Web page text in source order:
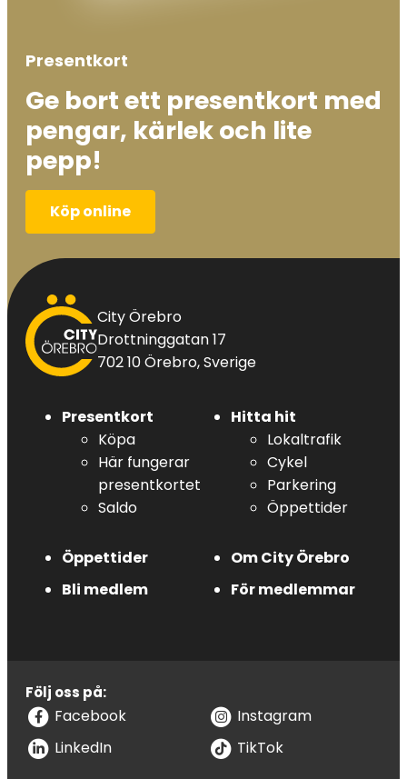
Presentkort
Ge bort ett presentkort med
pengar, kärlek och lite
pepp!
Köp online
City
Örebro
City Örebro
Drottninggatan 17
702 10 Örebro, Sverige
Presentkort
Köpa
Här fungerar
presentkortet
Saldo
Hitta hit
Lokaltrafik
Cykel
Parkering
Öppettider
Öppettider
Om City Örebro
Bli medlem
För medlemmar
Följ oss på:
Facebook
Instagram
LinkedIn
TikTok